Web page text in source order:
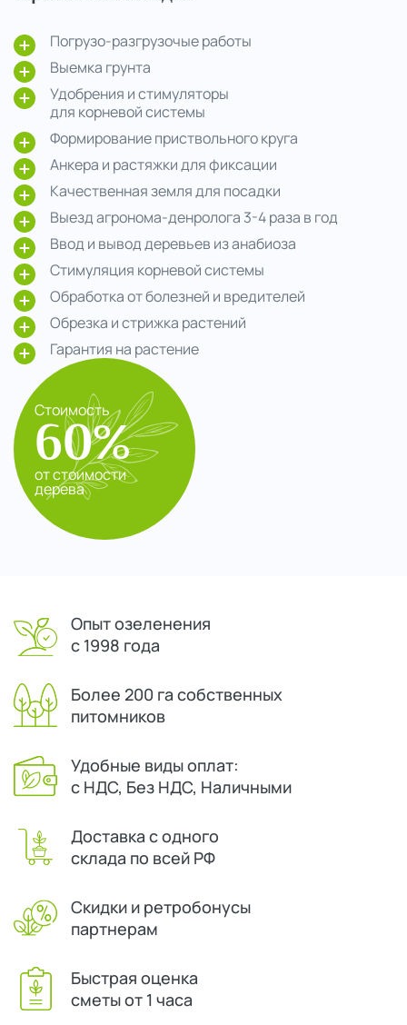
Погрузо-разгрузочые работы
Выемка грунта
Удобрения и стимуляторы
для корневой системы
Формирование приствольного круга
Анкера и растяжки для фиксации
Качественная земля для посадки
Выезд агронома-денролога 3-4 раза в год
Ввод и вывод деревьев из анабиоза
Стимуляция корневой системы
Обработка от болезней и вредителей
Обрезка и стрижка растений
Гарантия на растение
Стоимость
60%
от стоимости
дерева
Опыт озеленения
с 1998 года
Более 200 га собственных
питомников
Удобные виды оплат:
с НДС, Без НДС, Наличными
Доставка с одного
склада по всей РФ
Скидки и ретробонусы
партнерам
Быстрая оценка
сметы от 1 часа